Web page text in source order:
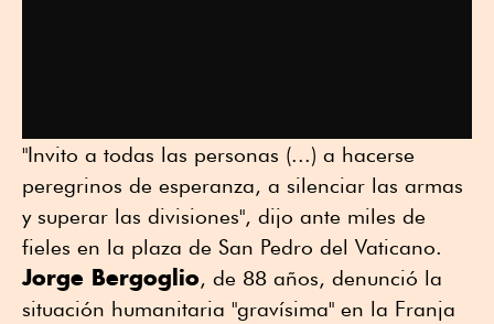
"Invito a todas las personas (...) a hacerse
peregrinos de esperanza, a silenciar las armas
y superar las divisiones", dijo ante miles de
fieles en la plaza de San Pedro del Vaticano.
Jorge Bergoglio, de 88 años, denunció la
situación humanitaria "gravísima" en la Franja